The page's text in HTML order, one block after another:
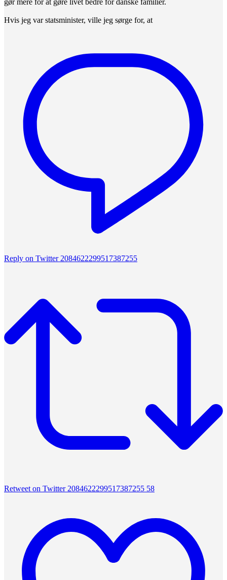
Hvis jeg var statsminister, ville jeg sørge for, at
Reply on Twitter 2084622299517387255
Retweet on Twitter 2084622299517387255 58